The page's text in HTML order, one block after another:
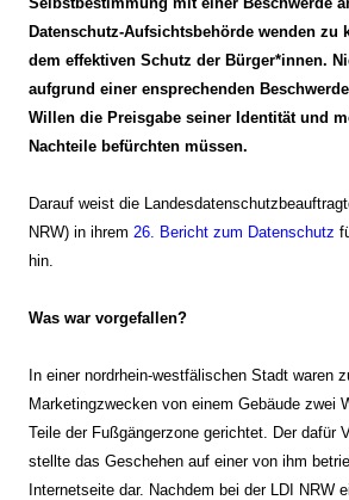
Datenschutz-Aufsichtsbehörde wenden zu
dem effektiven Schutz der Bürger*innen.
aufgrund einer ensprechenden
Willen die Preisgabe seiner Identität und
Nachteile befürchten müssen.
Darauf weist die
NRW) in ihrem 26. Bericht zum Datenschutz
hin.
Was war vorgefallen?
In einer nordrhein-westfälischen Stadt waren
Marketingzwecken von einem Gebäude zwei
Teile der Fußgängerzone gerichtet. Der dafür
stellte das Geschehen auf einer von ihm
Internetseite dar. Nachdem bei der LDI NRW